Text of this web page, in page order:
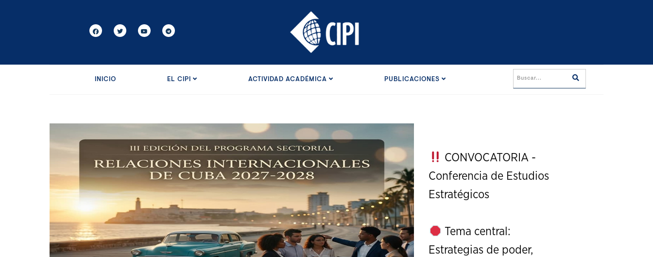
INICIO EL CIPI ACTIVIDAD ACADÉMICA PUBLICACIONES
CONVOCATORIA -
Conferencia de Estudios
Estratégicos
Tema central:
Estrategias de poder,